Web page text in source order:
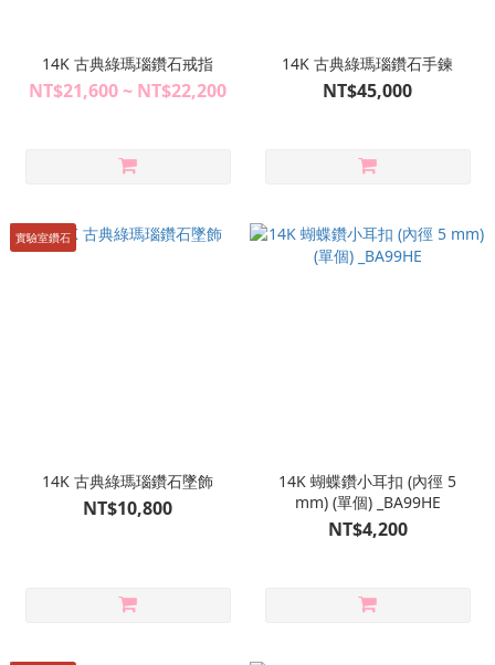
14K 古典綠瑪瑙鑽石戒指
NT$21,600 ~ NT$22,200
14K 古典綠瑪瑙鑽石手鍊
NT$45,000
實驗室鑽石
14K 古典綠瑪瑙鑽石墜飾
NT$10,800
14K 蝴蝶鑽小耳扣 (內徑 5
mm) (單個) _BA99HE
NT$4,200